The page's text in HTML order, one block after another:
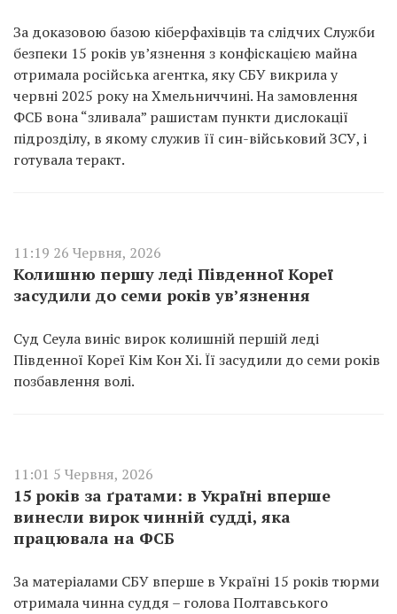
За доказовою базою кіберфахівців та слідчих Служби
безпеки 15 років ув’язнення з конфіскацією майна
отримала російська агентка, яку СБУ викрила у
червні 2025 року на Хмельниччині. На замовлення
ФСБ вона “зливала” рашистам пункти дислокації
підрозділу, в якому служив її син-військовий ЗСУ, і
готувала теракт.
11:19 26 Червня, 2026
Колишню першу леді Південної Кореї
засудили до семи років ув’язнення
Суд Сеула виніс вирок колишній першій леді
Південної Кореї Кім Кон Хі. Її засудили до семи років
позбавлення волі.
11:01 5 Червня, 2026
15 років за ґратами: в Україні вперше
винесли вирок чинній судді, яка
працювала на ФСБ
За матеріалами СБУ вперше в Україні 15 років тюрми
отримала чинна суддя – голова Полтавського